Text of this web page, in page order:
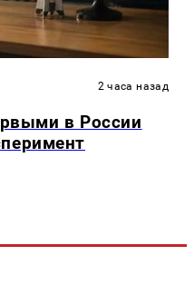
2 часа назад
в России